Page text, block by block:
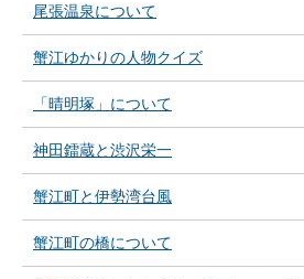
尾張温泉について
蟹江ゆかりの人物クイズ
「晴明塚」について
神田鐳蔵と渋沢栄一
蟹江町と伊勢湾台風
蟹江町の橋について